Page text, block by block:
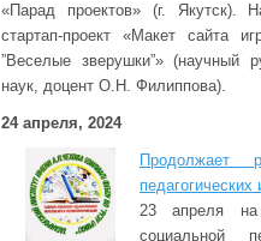
«Парад проектов» (г. Якутск).
стартап-проект «Макет сайта
”Веселые зверушки”» (научный
наук, доцент О.Н. Филиппова).
24 апреля, 2024
Продолжает
23 апреля на
социальной